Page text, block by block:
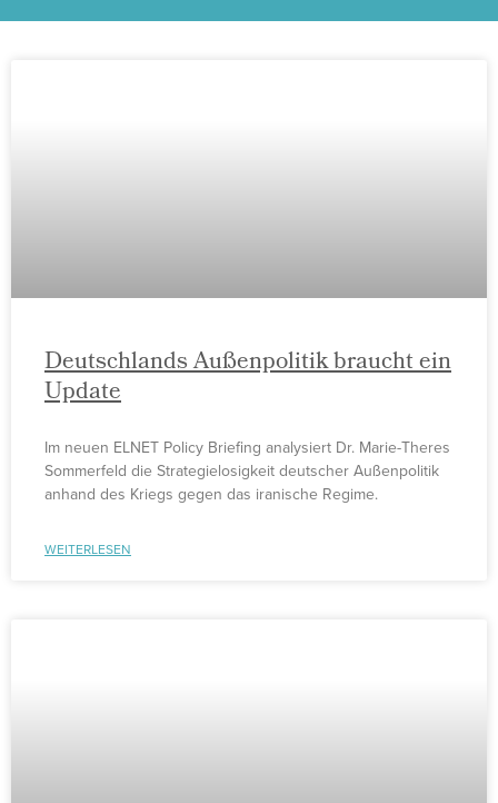
Deutschlands Außenpolitik braucht ein
Update
Im neuen ELNET Policy Briefing analysiert Dr. Marie-Theres
Sommerfeld die Strategielosigkeit deutscher Außenpolitik
anhand des Kriegs gegen das iranische Regime.
WEITERLESEN